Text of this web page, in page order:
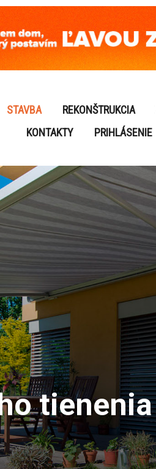
STAVBA REKONŠTRUKCIA
KONTAKTY
PRIHLÁSENIE
tienenia